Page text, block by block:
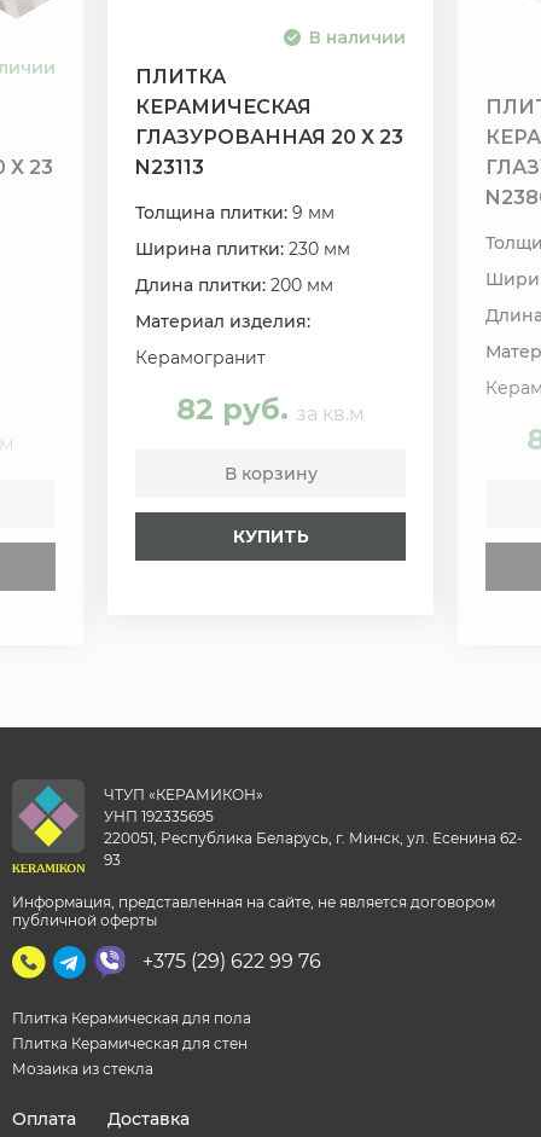
23
В наличии
ПЛИТКА
КЕРАМИЧЕСКАЯ
ГЛАЗУРОВАННАЯ 20 Х 23
N23113
Толщина плитки: 9 мм
Ширина плитки: 230 мм
Длина плитки: 200 мм
Материал изделия:
Керамогранит
82 руб. за кв.м
В корзину
КУПИТЬ
ЧТУП «КЕРАМИКОН»
УНП 192335695
220051, Республика Беларусь, г. Минск, ул. Есенина 62-
93
Информация, представленная на сайте, не является договором
публичной оферты
+375 (29) 622 99 76
Плитка Керамическая для пола
Плитка Керамическая для стен
Мозаика из стекла
Оплата Доставка